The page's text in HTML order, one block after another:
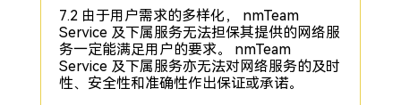
7.2 由于用户需求的多样化， nmTeam
Service 及下属服务无法担保其提供的网络服
务一定能满足用户的要求。 nmTeam
Service 及下属服务亦无法对网络服务的及时
性、安全性和准确性作出保证或承诺。